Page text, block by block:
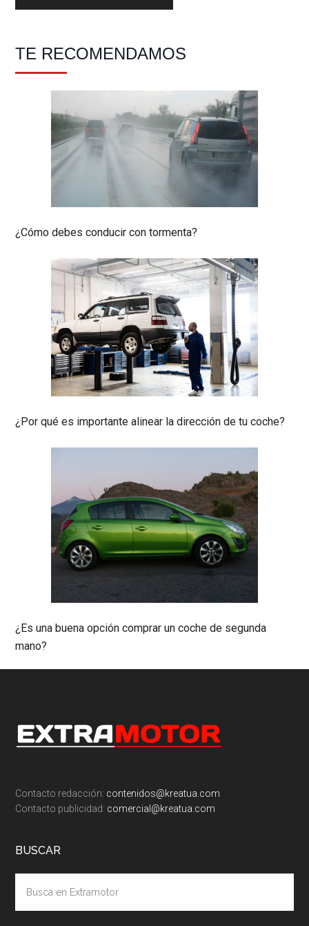
Barra
lateral
principal
TE RECOMENDAMOS
¿Cómo debes conducir con tormenta?
¿Por qué es importante alinear la dirección de tu coche?
¿Es una buena opción comprar un coche de segunda
mano?
Footer
Contacto redacción: contenidos@kreatua.com
Contacto publicidad: comercial@kreatua.com
BUSCAR
Extramotor